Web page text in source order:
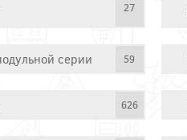
27
серии 59
626